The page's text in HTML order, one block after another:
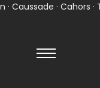
· Caussade · Cahors ·